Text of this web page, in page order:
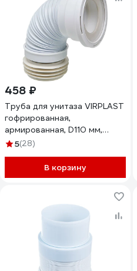
458 ₽
Труба для унитаза VIRPLAST
гофрированная,
армированная, D110 мм,
L190-330 мм 70984968
5(28)
В корзину